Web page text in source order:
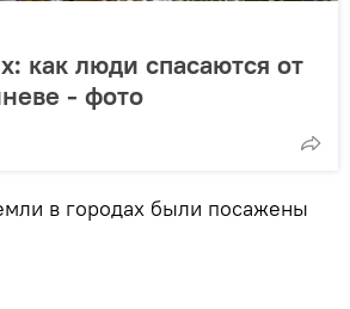
как люди спасаются от
- фото
в городах были посажены